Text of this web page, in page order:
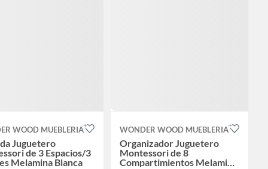
WOOD MUEBLERIA
Juguetero
de 3 Espacios/3
Melamina Blanca
WONDER WOOD MUEBLERIA
Organizador Juguetero
Montessori de 8
Compartimientos Melamina